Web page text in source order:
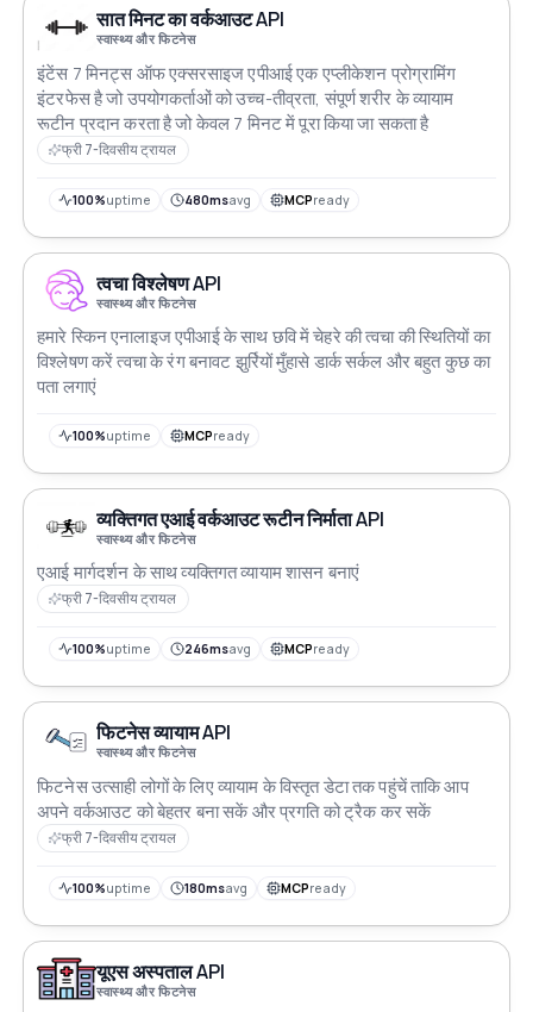
सात मिनट का वर्कआउट API
स्वास्थ्य और फिटनेस
इंटेंस 7 मिनट्स ऑफ एक्सरसाइज एपीआई एक एप्लीकेशन प्रोग्रामिंग
इंटरफेस है जो उपयोगकर्ताओं को उच्च-तीव्रता, संपूर्ण शरीर के व्यायाम
रूटीन प्रदान करता है जो केवल 7 मिनट में पूरा किया जा सकता है
फ्री 7-दिवसीय ट्रायल
100%uptime 480msavg MCPready
त्वचा विश्लेषण API
स्वास्थ्य और फिटनेस
हमारे स्किन एनालाइज एपीआई के साथ छवि में चेहरे की त्वचा की स्थितियों का
विश्लेषण करें त्वचा के रंग बनावट झुर्रियों मुँहासे डार्क सर्कल और बहुत कुछ का
पता लगाएं
100%uptime MCPready
व्यक्तिगत एआई वर्कआउट रूटीन निर्माता API
स्वास्थ्य और फिटनेस
एआई मार्गदर्शन के साथ व्यक्तिगत व्यायाम शासन बनाएं
फ्री 7-दिवसीय ट्रायल
100%uptime 246msavg MCPready
फिटनेस व्यायाम API
स्वास्थ्य और फिटनेस
फिटनेस उत्साही लोगों के लिए व्यायाम के विस्तृत डेटा तक पहुंचें ताकि आप
अपने वर्कआउट को बेहतर बना सकें और प्रगति को ट्रैक कर सकें
फ्री 7-दिवसीय ट्रायल
100%uptime 180msavg MCPready
यूएस अस्पताल API
स्वास्थ्य और फिटनेस